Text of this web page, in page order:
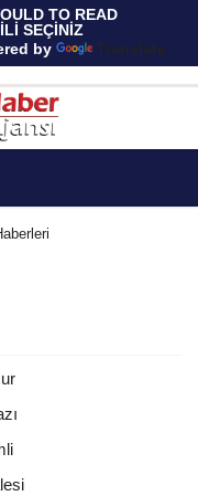
TO READ
SEÇİNİZ
by
Translate